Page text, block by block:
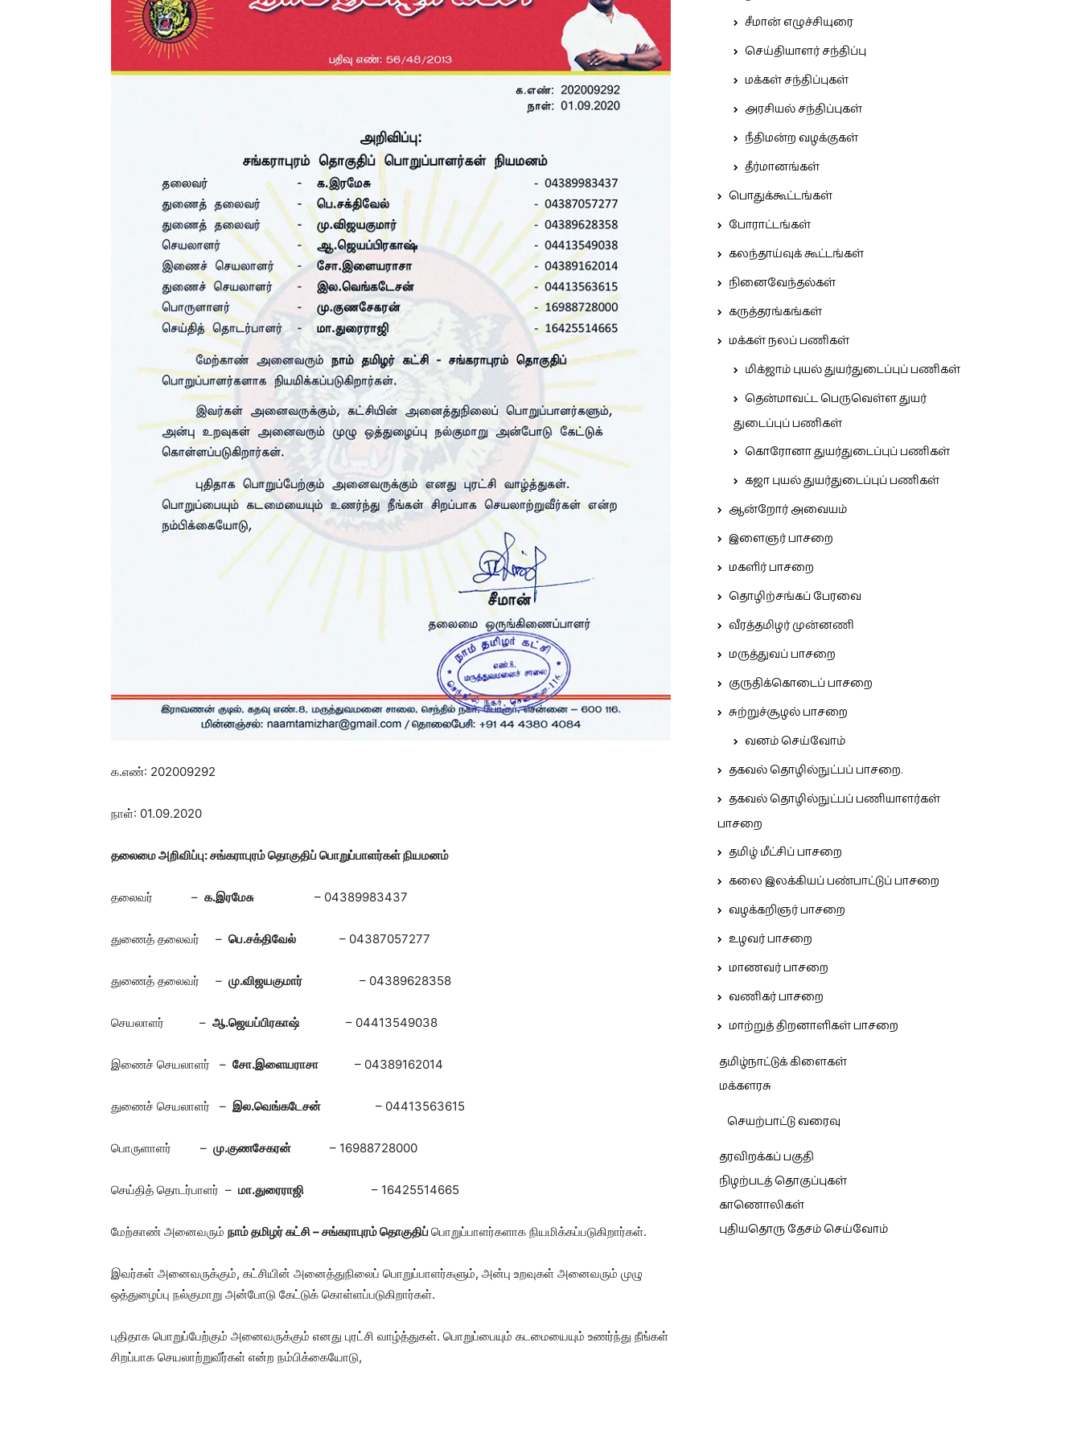
க.எண்: 202009292
நாள்: 01.09.2020
தலைமை அறிவிப்பு: சங்கராபுரம் தொகுதிப் பொறுப்பாளர்கள் நியமனம்
தலைவர் – க.இரமேசு – 04389983437
துணைத் தலைவர் – பெ.சக்திவேல் – 04387057277
துணைத் தலைவர் – மு.விஜயகுமார் – 04389628358
செயலாளர் – ஆ.ஜெயப்பிரகாஷ் – 04413549038
இணைச் செயலாளர் – சோ.இளையராசா – 04389162014
துணைச் செயலாளர் – இல.வெங்கடேசன் – 04413563615
பொருளாளர் – மு.குணசேகரன் – 16988728000
செய்தித் தொடர்பாளர் – மா.துரைராஜி – 16425514665
மேற்காண் அனைவரும் நாம் தமிழர் கட்சி – சங்கராபுரம் தொகுதிப் பொறுப்பாளர்களாக நியமிக்கப்படுகிறார்கள்.
இவர்கள் அனைவருக்கும், கட்சியின் அனைத்துநிலைப் பொறுப்பாளர்களும், அன்பு உறவுகள் அனைவரும் முழு
ஒத்துழைப்பு நல்குமாறு அன்போடு கேட்டுக் கொள்ளப்படுகிறார்கள்.
புதிதாக பொறுப்பேற்கும் அனைவருக்கும் எனது புரட்சி வாழ்த்துகள். பொறுப்பையும் கடமையையும் உணர்ந்து நீங்கள்
சிறப்பாக செயலாற்றுவீர்கள் என்ற நம்பிக்கையோடு,
சீமான் எழுச்சியுரை
செய்தியாளர் சந்திப்பு
மக்கள் சந்திப்புகள்
அரசியல் சந்திப்புகள்
நீதிமன்ற வழக்குகள்
தீர்மானங்கள்
பொதுக்கூட்டங்கள்
போராட்டங்கள்
கலந்தாய்வுக் கூட்டங்கள்
நினைவேந்தல்கள்
கருத்தரங்கங்கள்
மக்கள் நலப் பணிகள்
மிக்ஜாம் புயல் துயர்துடைப்புப் பணிகள்
தென்மாவட்ட பெருவெள்ள துயர்
துடைப்புப் பணிகள்
கொரோனா துயர்துடைப்புப் பணிகள்
கஜா புயல் துயர்துடைப்புப் பணிகள்
ஆன்றோர் அவையம்
இளைஞர் பாசறை
மகளிர் பாசறை
தொழிற்சங்கப் பேரவை
வீரத்தமிழர் முன்னணி
மருத்துவப் பாசறை
குருதிக்கொடைப் பாசறை
சுற்றுச்சூழல் பாசறை
வனம் செய்வோம்
தகவல் தொழில்நுட்பப் பாசறை.
தகவல் தொழில்நுட்பப் பணியாளர்கள்
பாசறை
தமிழ் மீட்சிப் பாசறை
கலை இலக்கியப் பண்பாட்டுப் பாசறை
வழக்கறிஞர் பாசறை
உழவர் பாசறை
மாணவர் பாசறை
வணிகர் பாசறை
மாற்றுத் திறனாளிகள் பாசறை
தமிழ்நாட்டுக் கிளைகள்
மக்களரசு
செயற்பாட்டு வரைவு
தரவிறக்கப் பகுதி
நிழற்படத் தொகுப்புகள்
காணொலிகள்
புதியதொரு தேசம் செய்வோம்